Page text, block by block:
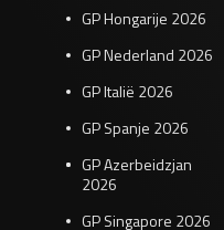
GP Hongarije 2026
GP Nederland 2026
GP Italië 2026
GP Spanje 2026
GP Azerbeidzjan
2026
GP Singapore 2026